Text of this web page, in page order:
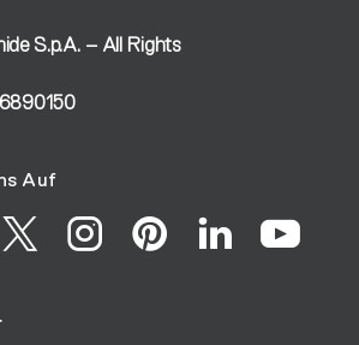
S.p.A. – All Rights
Auf